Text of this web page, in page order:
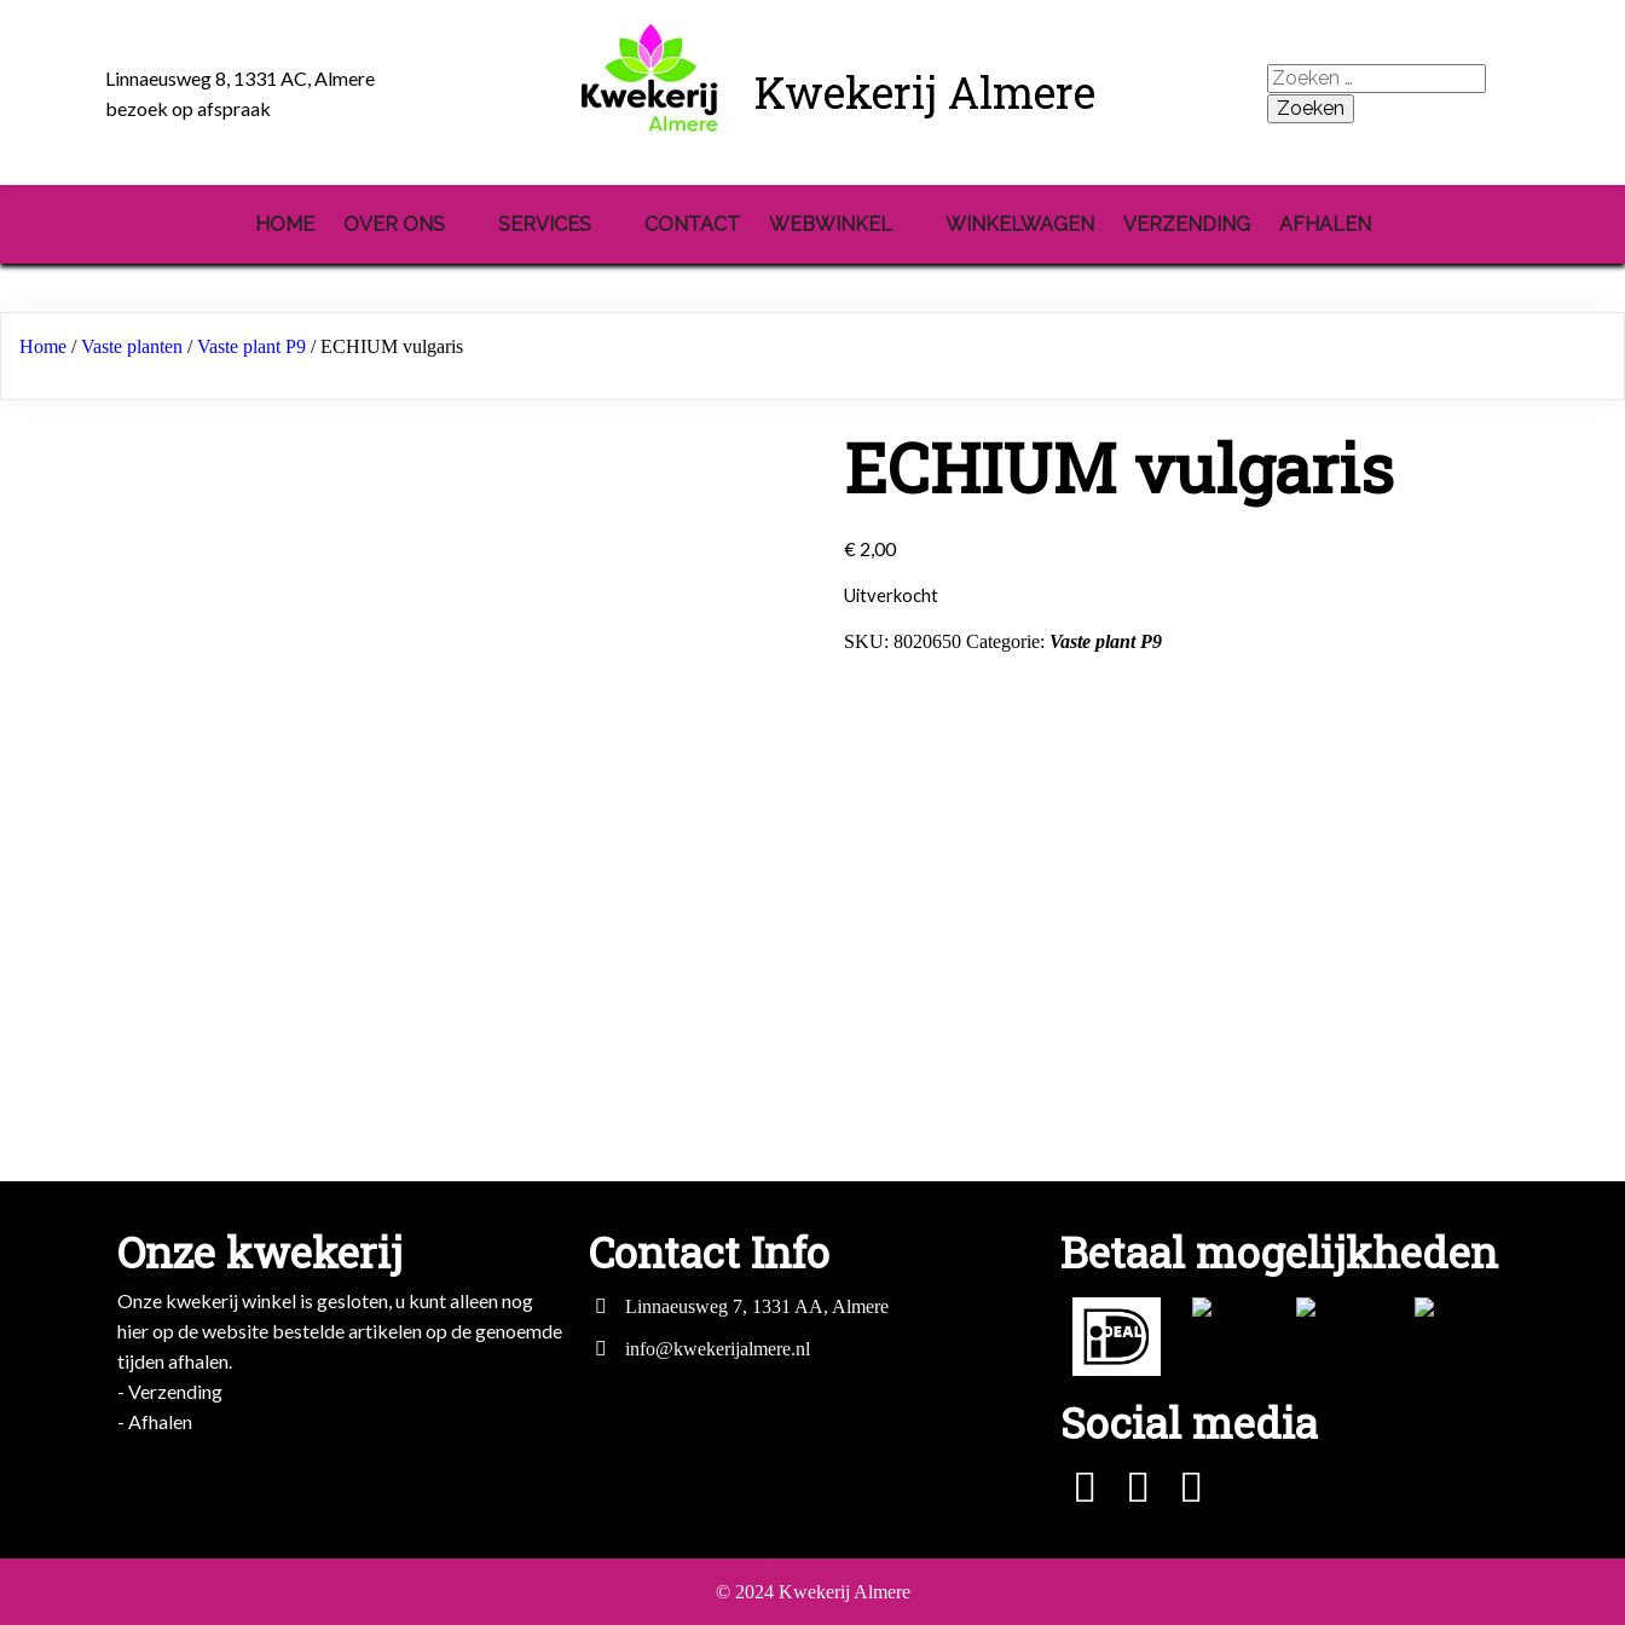
Linnaeusweg 8, 1331 AC, Almere
bezoek op afspraak
Kwekerij Almere
Zoeken
naar:
HOME OVER ONS SERVICES CONTACT WEBWINKEL WINKELWAGEN VERZENDING AFHALEN
Home /Vaste planten /Vaste plant P9 / ECHIUM vulgaris
ECHIUM vulgaris
€ 2,00
Uitverkocht
SKU:8020650 Categorie: Vaste plant P9
Onze kwekerij
Onze kwekerij winkel is gesloten, u kunt alleen nog
hier op de website bestelde artikelen op de genoemde
tijden afhalen.
- Verzending
- Afhalen
Contact Info
Linnaeusweg 7, 1331 AA, Almere
info@kwekerijalmere.nl
Betaal mogelijkheden
Social media
© 2024 Kwekerij Almere